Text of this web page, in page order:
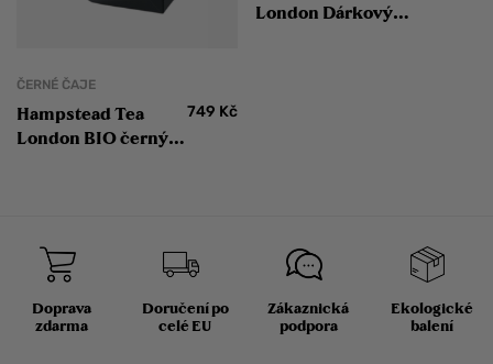
ČERNÉ ČAJE
Hampstead Tea
London BIO černý
749 Kč
London Dárkový
Doprava
zdarma
Doručení po
celé EU
Zákaznická
podpora
Ekologické
balení